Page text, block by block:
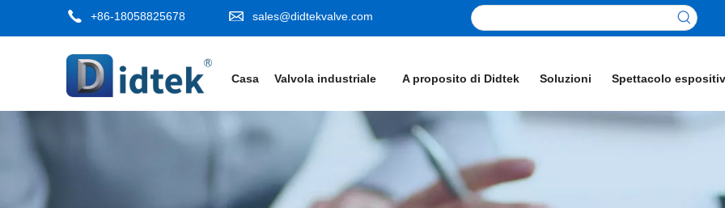
+86-18058825678 sales@didtekvalve.com
Casa Valvola industriale A proposito di Didtek Soluzioni Spettacolo